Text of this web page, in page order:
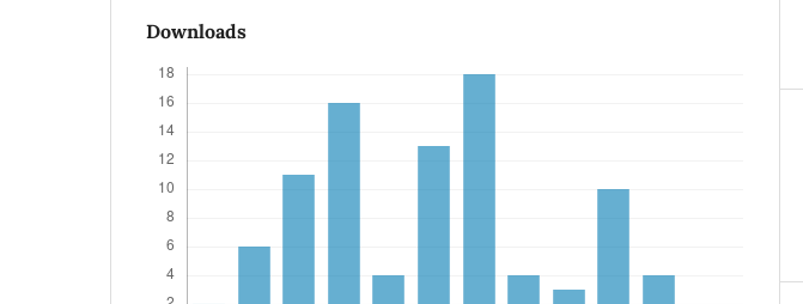
Downloads